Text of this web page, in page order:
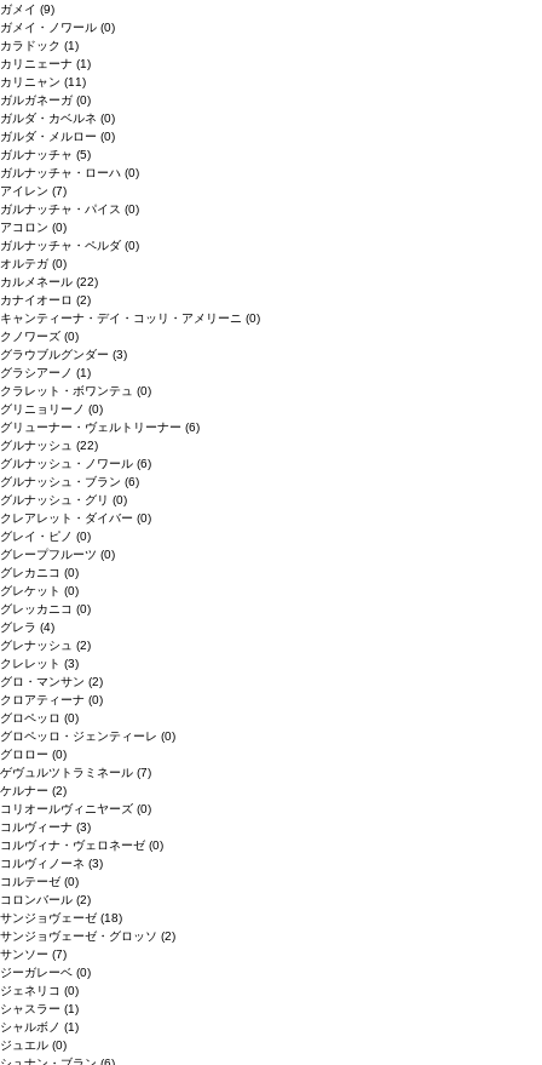
ガメイ (9)
ガメイ・ノワール (0)
カラドック (1)
カリニェーナ (1)
カリニャン (11)
ガルガネーガ (0)
ガルダ・カベルネ (0)
ガルダ・メルロー (0)
ガルナッチャ (5)
ガルナッチャ・ローハ (0)
アイレン (7)
ガルナッチャ・パイス (0)
アコロン (0)
ガルナッチャ・ペルダ (0)
オルテガ (0)
カルメネール (22)
カナイオーロ (2)
キャンティーナ・デイ・コッリ・アメリーニ (0)
クノワーズ (0)
グラウブルグンダー (3)
グラシアーノ (1)
クラレット・ボワンテュ (0)
グリニョリーノ (0)
グリューナー・ヴェルトリーナー (6)
グルナッシュ (22)
グルナッシュ・ノワール (6)
グルナッシュ・ブラン (6)
グルナッシュ・グリ (0)
クレアレット・ダイバー (0)
グレイ・ピノ (0)
グレープフルーツ (0)
グレカニコ (0)
グレケット (0)
グレッカニコ (0)
グレラ (4)
グレナッシュ (2)
クレレット (3)
グロ・マンサン (2)
クロアティーナ (0)
グロペッロ (0)
グロペッロ・ジェンティーレ (0)
グロロー (0)
ゲヴュルツトラミネール (7)
ケルナー (2)
コリオールヴィニヤーズ (0)
コルヴィーナ (3)
コルヴィナ・ヴェロネーゼ (0)
コルヴィノーネ (3)
コルテーゼ (0)
コロンバール (2)
サンジョヴェーゼ (18)
サンジョヴェーゼ・グロッソ (2)
サンソー (7)
ジーガレーベ (0)
ジェネリコ (0)
シャスラー (1)
シャルボノ (1)
ジュエル (0)